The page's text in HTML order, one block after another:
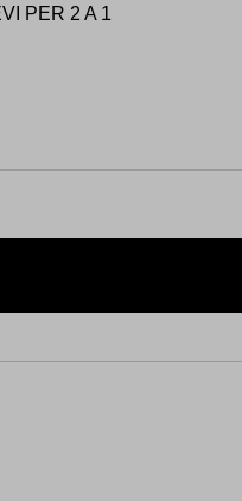
PER 2 A 1